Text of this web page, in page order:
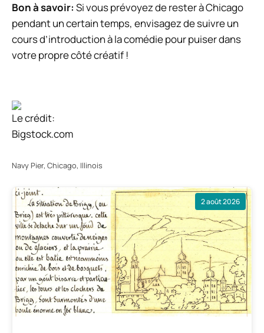
Bon à savoir: Si vous prévoyez de rester à Chicago
pendant un certain temps, envisagez de suivre un
cours d’introduction à la comédie pour puiser dans
votre propre côté créatif !
Le crédit:
Bigstock.com
Navy Pier, Chicago, Illinois
2 août 2026